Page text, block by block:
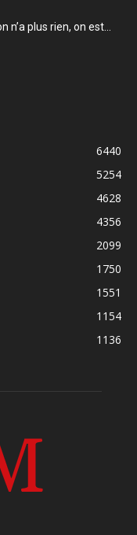
n’a plus rien, on est...
6440
5254
4628
4356
2099
1750
1551
1154
1136